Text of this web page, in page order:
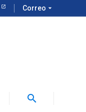
Correo arrow_drop_down
search